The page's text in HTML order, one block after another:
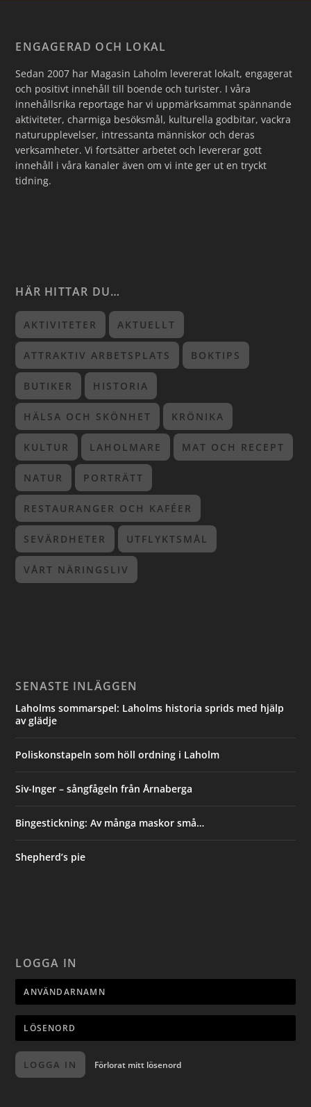
ENGAGERAD OCH LOKAL
Sedan 2007 har Magasin Laholm levererat lokalt, engagerat
och positivt innehåll till boende och turister. I våra
innehållsrika reportage har vi uppmärksammat spännande
aktiviteter, charmiga besöksmål, kulturella godbitar, vackra
naturupplevelser, intressanta människor och deras
verksamheter. Vi fortsätter arbetet och levererar gott
innehåll i våra kanaler även om vi inte ger ut en tryckt
tidning.
HÄR HITTAR DU…
AKTIVITETER AKTUELLT
ATTRAKTIV ARBETSPLATS BOKTIPS
BUTIKER HISTORIA
HÄLSA OCH SKÖNHET KRÖNIKA
KULTUR LAHOLMARE MAT OCH RECEPT
NATUR PORTRÄTT
RESTAURANGER OCH KAFÉER
SEVÄRDHETER UTFLYKTSMÅL
VÅRT NÄRINGSLIV
SENASTE INLÄGGEN
Laholms sommarspel: Laholms historia sprids med hjälp
av glädje
Poliskonstapeln som höll ordning i Laholm
Siv-Inger – sångfågeln från Årnaberga
Bingestickning: Av många maskor små…
Shepherd’s pie
LOGGA IN
LOGGA IN Förlorat mitt lösenord